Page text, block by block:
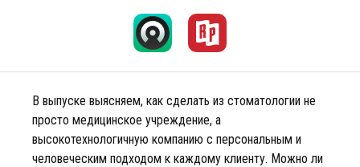
В выпуске выясняем, как сделать из стоматологии не
просто медицинское учреждение, а
высокотехнологичную компанию с персональным и
человеческим подходом к каждому клиенту. Можно ли